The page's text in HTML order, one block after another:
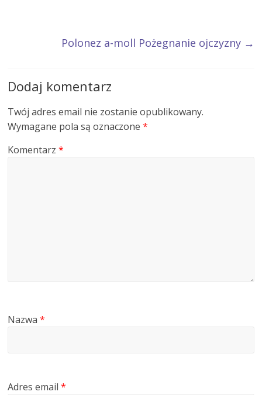
Polonez a-moll Pożegnanie ojczyzny →
Dodaj komentarz
Twój adres email nie zostanie opublikowany.
Wymagane pola są oznaczone*
Komentarz*
Nazwa*
Adres email*